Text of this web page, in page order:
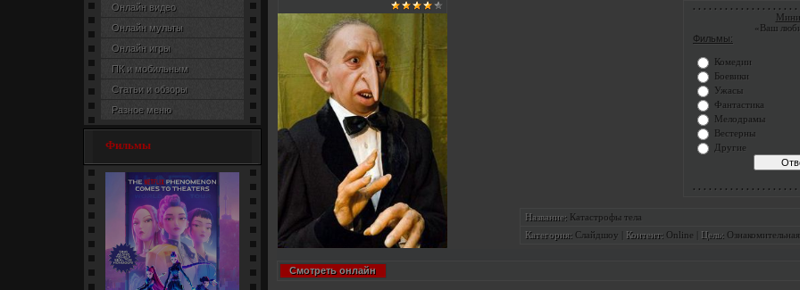
Онлайн видео
Онлайн мульты
Онлайн игры
ПК и мобильным
Статьи и обзоры
Разное меню
Фильмы
. . . . . . . . . . . . . . . . . . .
«Ваш
Фильмы:
Комедии
Боевики
Ужасы
Фантастика
Мелодрамы
Вестерны
Другие
. . . . . . . . . . . . . . . . . . .
Название: Катастрофы тела
Категория: Слайдшоу Контент: Online Цель: Ознакомительная
Смотреть онлайн